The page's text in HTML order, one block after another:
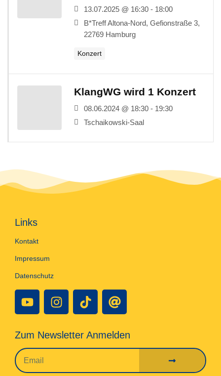
13.07.2025 @ 16:30 - 18:00
B*Treff Altona-Nord, Gefionstraße 3,
22769 Hamburg
Konzert
KlangWG wird 1 Konzert
08.06.2024 @ 18:30 - 19:30
Tschaikowski-Saal
Links
Kontakt
Impressum
Datenschutz
Zum Newsletter Anmelden